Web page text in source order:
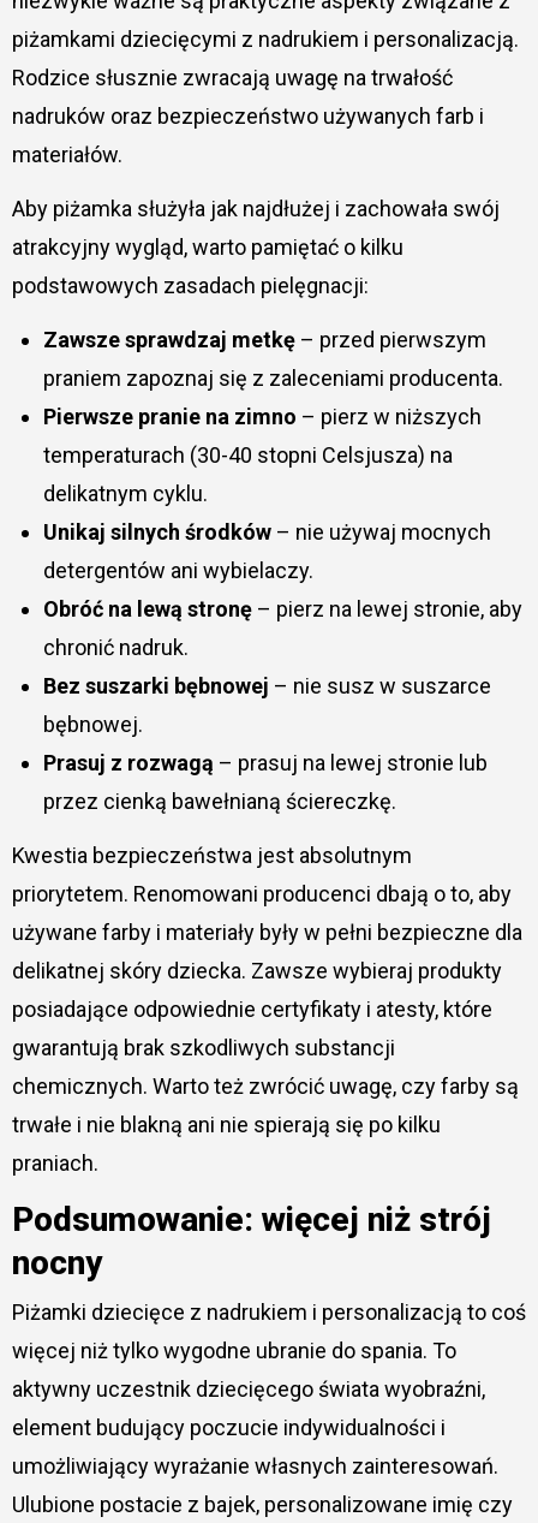
piżamkami dziecięcymi z nadrukiem i personalizacją.
Rodzice słusznie zwracają uwagę na trwałość
nadruków oraz bezpieczeństwo używanych farb i
materiałów.
Aby piżamka służyła jak najdłużej i zachowała swój
atrakcyjny wygląd, warto pamiętać o kilku
podstawowych zasadach pielęgnacji:
Zawsze sprawdzaj metkę– przed pierwszym
praniem zapoznaj się z zaleceniami producenta.
Pierwsze pranie na zimno – pierz w niższych
temperaturach (30-40 stopni Celsjusza) na
delikatnym cyklu.
Unikaj silnych środków– nie używaj mocnych
detergentów ani wybielaczy.
Obróć na lewą stronę– pierz na lewej stronie, aby
chronić nadruk.
Bez suszarki bębnowej – nie susz w suszarce
bębnowej.
Prasuj z rozwagą – prasuj na lewej stronie lub
przez cienką bawełnianą ściereczkę.
Kwestia bezpieczeństwa jest absolutnym
priorytetem. Renomowani producenci dbają o to, aby
używane farby i materiały były w pełni bezpieczne dla
delikatnej skóry dziecka. Zawsze wybieraj produkty
posiadające odpowiednie certyfikaty i atesty, które
gwarantują brak szkodliwych substancji
chemicznych. Warto też zwrócić uwagę, czy farby są
trwałe i nie blakną ani nie spierają się po kilku
praniach.
Podsumowanie: więcej niż strój
nocny
Piżamki dziecięce z nadrukiem i personalizacją to coś
więcej niż tylko wygodne ubranie do spania. To
aktywny uczestnik dziecięcego świata wyobraźni,
element budujący poczucie indywidualności i
umożliwiający wyrażanie własnych zainteresowań.
Ulubione postacie z bajek, personalizowane imię czy